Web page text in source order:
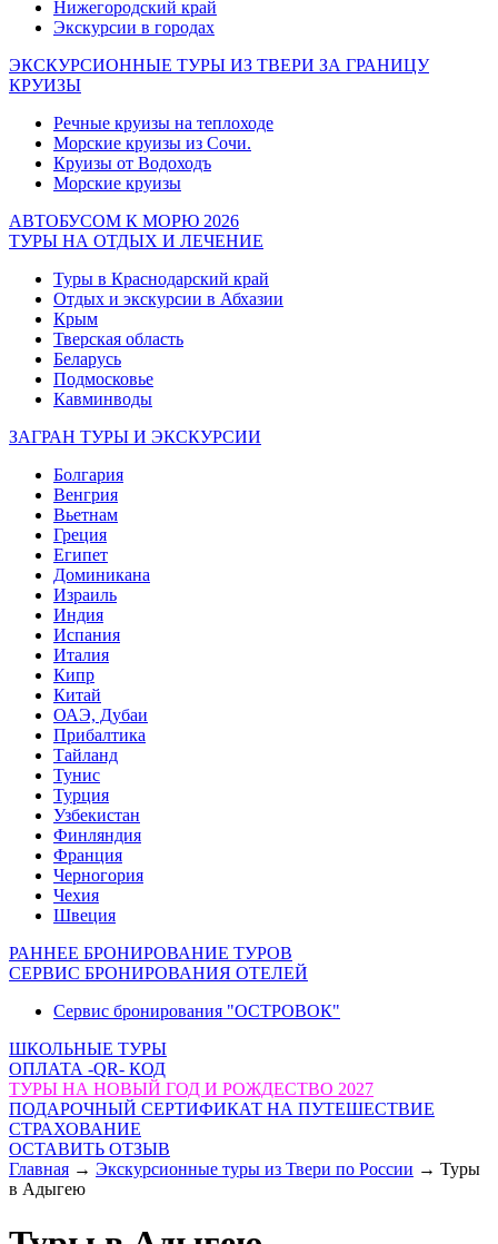
Нижегородский край
Экскурсии в городах
ЭКСКУРСИОННЫЕ ТУРЫ ИЗ ТВЕРИ ЗА ГРАНИЦУ
КРУИЗЫ
Речные круизы на теплоходе
Морские круизы из Сочи.
Круизы от Водоходъ
Морские круизы
АВТОБУСОМ К МОРЮ 2026
ТУРЫ НА ОТДЫХ И ЛЕЧЕНИЕ
Туры в Краснодарский край
Отдых и экскурсии в Абхазии
Крым
Тверская область
Беларусь
Подмосковье
Кавминводы
ЗАГРАН ТУРЫ И ЭКСКУРСИИ
Болгария
Венгрия
Вьетнам
Греция
Египет
Доминикана
Израиль
Индия
Испания
Италия
Кипр
Китай
ОАЭ, Дубаи
Прибалтика
Тайланд
Тунис
Турция
Узбекистан
Финляндия
Франция
Черногория
Чехия
Швеция
РАННЕЕ БРОНИРОВАНИЕ ТУРОВ
СЕРВИС БРОНИРОВАНИЯ ОТЕЛЕЙ
Сервис бронирования "ОСТРОВОК"
ШКОЛЬНЫЕ ТУРЫ
ОПЛАТА -QR- КОД
ТУРЫ НА НОВЫЙ ГОД И РОЖДЕСТВО 2027
ПОДАРОЧНЫЙ СЕРТИФИКАТ НА ПУТЕШЕСТВИЕ
СТРАХОВАНИЕ
ОСТАВИТЬ ОТЗЫВ
Главная → Экскурсионные туры из Твери по России → Туры
в Адыгею